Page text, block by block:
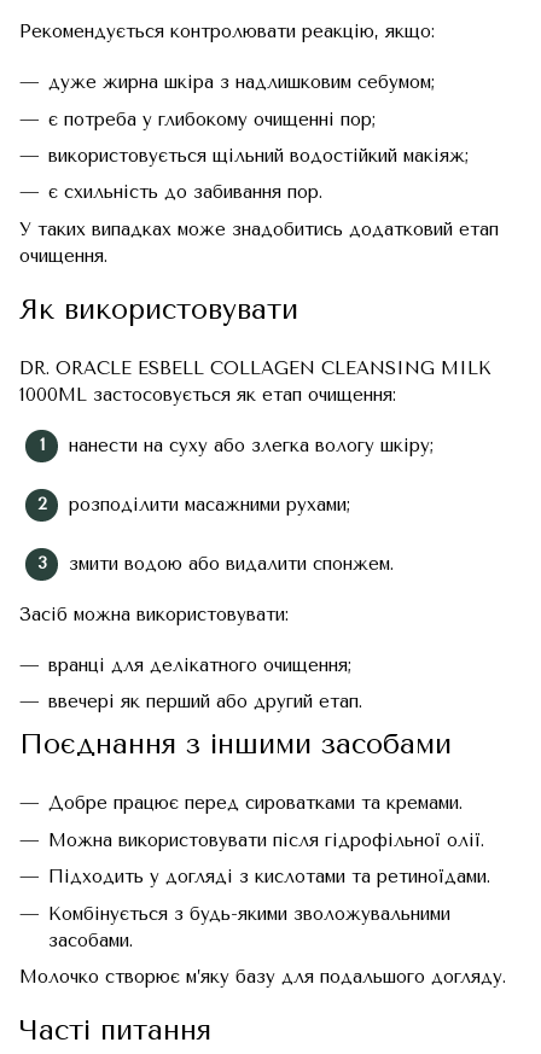
Рекомендується контролювати реакцію, якщо:
дуже жирна шкіра з надлишковим себумом;
є потреба у глибокому очищенні пор;
використовується щільний водостійкий макіяж;
є схильність до забивання пор.
У таких випадках може знадобитись додатковий етап
очищення.
Як використовувати
DR. ORACLE ESBELL COLLAGEN CLEANSING MILK
1000ML застосовується як етап очищення:
нанести на суху або злегка вологу шкіру;
розподілити масажними рухами;
змити водою або видалити спонжем.
Засіб можна використовувати:
вранці для делікатного очищення;
ввечері як перший або другий етап.
Поєднання з іншими засобами
Добре працює перед сироватками та кремами.
Можна використовувати після гідрофільної олії.
Підходить у догляді з кислотами та ретиноїдами.
Комбінується з будь-якими зволожувальними
засобами.
Молочко створює м’яку базу для подальшого догляду.
Часті питання